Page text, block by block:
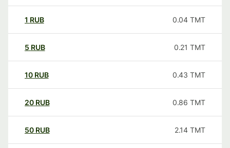
1 RUB 0.04 TMT
5 RUB 0.21 TMT
10 RUB 0.43 TMT
20 RUB 0.86 TMT
50 RUB 2.14 TMT